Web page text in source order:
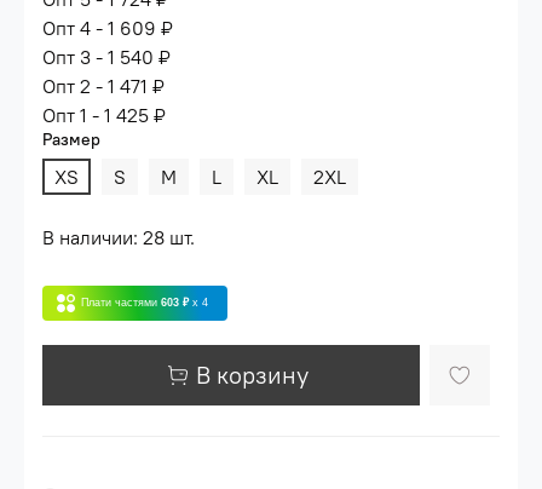
Опт 4 - 1 609 ₽
Опт 3 - 1 540 ₽
Опт 2 - 1 471 ₽
Опт 1 - 1 425 ₽
Размер
XS S M L XL 2XL
В наличии: 28 шт.
Плати частями 603 ₽ x 4
В корзину